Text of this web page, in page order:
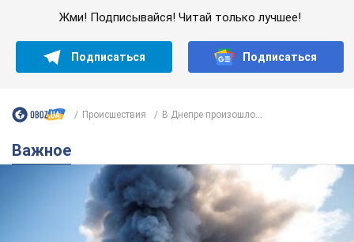
"У меня для россиян плохие новости": Селезнев
предположил, чем закончится "война складов"